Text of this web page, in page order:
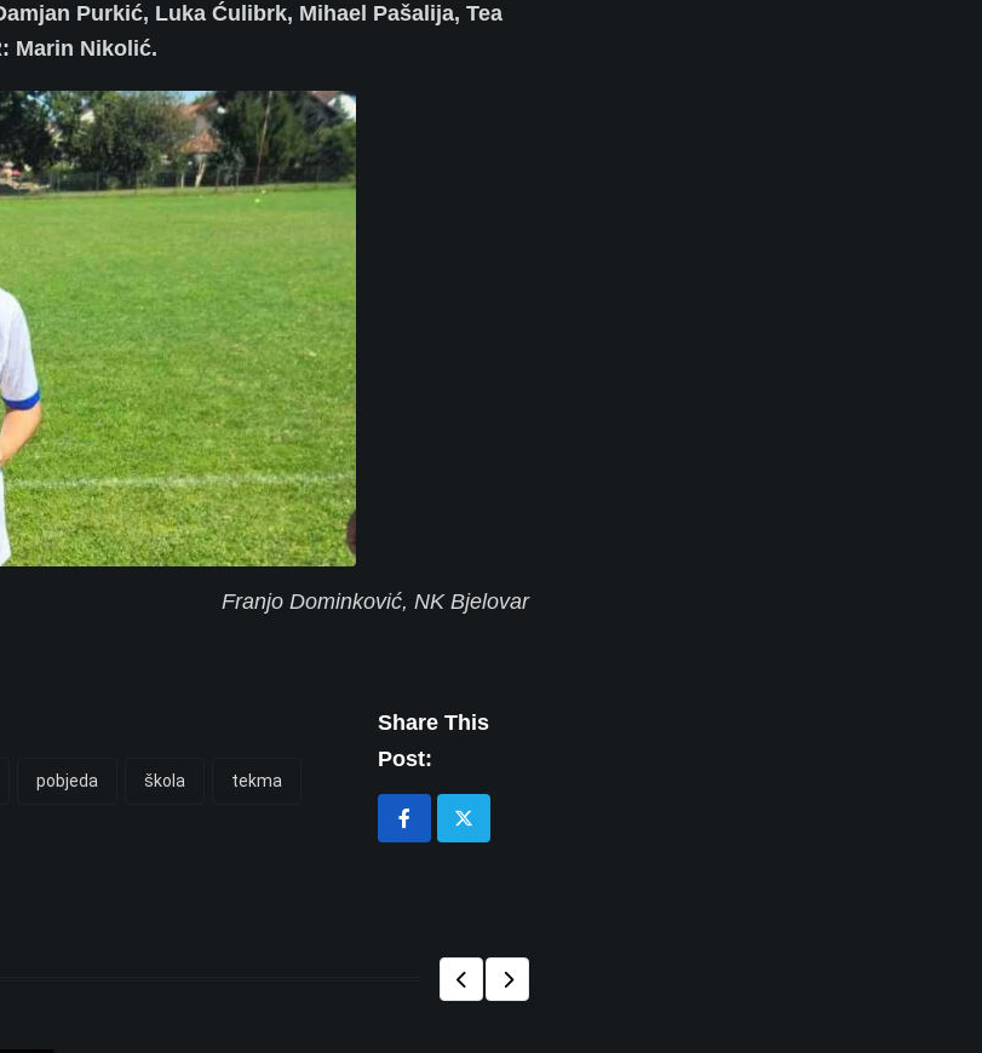
Purkić, Luka Ćulibrk, Mihael Pašalija, Tea
Marin Nikolić.
Franjo Dominković, NK Bjelovar
pobjeda škola tekma
Share This
Post: